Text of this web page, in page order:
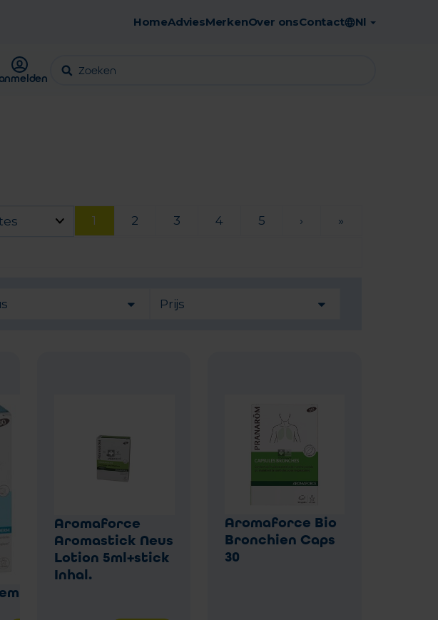
Gratis afhaling in de apotheek
HomeAdviesMerkenOver onsContact Nl
1 2 3 4 5 › »
Prijs
Rode
Aromaforce
Aromastick Neus
Lotion 5ml+stick
Inhal.
Aromaforce Bio
Bronchien Caps
30